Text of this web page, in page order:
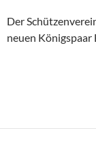
Der
neuen Königspaar